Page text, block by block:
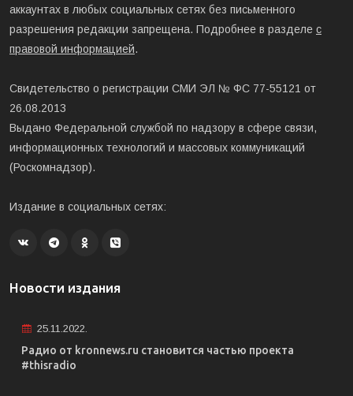
аккаунтах в любых социальных сетях без письменного
разрешения редакции запрещена. Подробнее в разделе с
правовой информацией.
Свидетельство о регистрации СМИ ЭЛ № ФС 77-55121 от
26.08.2013
Выдано Федеральной службой по надзору в сфере связи,
информационных технологий и массовых коммуникаций
(Роскомнадзор).
Издание в социальных сетях:
Новости издания
25.11.2022.
Радио от kronnews.ru становится частью проекта
#thisradio